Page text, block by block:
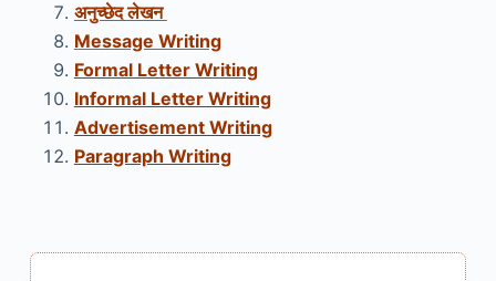
अनुच्छेद लेखन
Message Writing
Formal Letter Writing
Informal Letter Writing
Advertisement Writing
Paragraph Writing